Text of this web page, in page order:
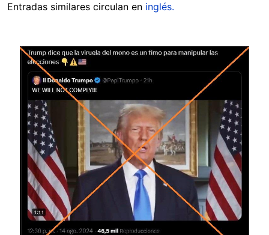
Entradas similares circulan en inglés.
Image